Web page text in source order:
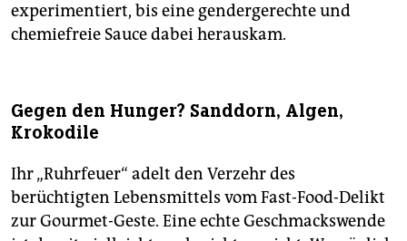
experimentiert, bis eine gendergerechte und
chemiefreie Sauce dabei herauskam.
Gegen den Hunger? Sanddorn, Algen,
Krokodile
Ihr „Ruhrfeuer“ adelt den Verzehr des
berüchtigten Lebensmittels vom Fast-Food-Delikt
zur Gourmet-Geste. Eine echte Geschmackswende